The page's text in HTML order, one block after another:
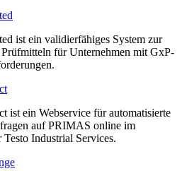
ist ein validierfähiges System zur
für Unternehmen mit GxP-
ist ein Webservice für automatisierte
auf PRIMAS online im
Testo Industrial Services.